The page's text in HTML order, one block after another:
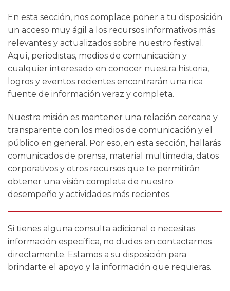
En esta sección, nos complace poner a tu disposición
un acceso muy ágil a los recursos informativos más
relevantes y actualizados sobre nuestro festival.
Aquí, periodistas, medios de comunicación y
cualquier interesado en conocer nuestra historia,
logros y eventos recientes encontrarán una rica
fuente de información veraz y completa.
Nuestra misión es mantener una relación cercana y
transparente con los medios de comunicación y el
público en general. Por eso, en esta sección, hallarás
comunicados de prensa, material multimedia, datos
corporativos y otros recursos que te permitirán
obtener una visión completa de nuestro
desempeño y actividades más recientes.
Si tienes alguna consulta adicional o necesitas
información específica, no dudes en contactarnos
directamente. Estamos a su disposición para
brindarte el apoyo y la información que requieras.